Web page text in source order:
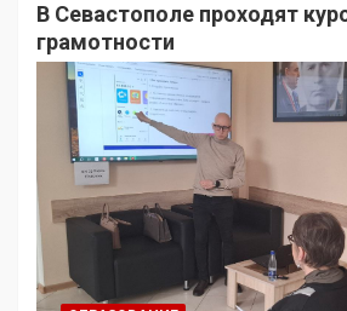
В Севастополе проходят
грамотности